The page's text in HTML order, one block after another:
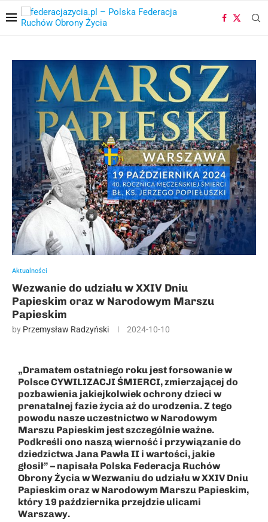
Aktualności
Wezwanie do udziału w XXIV Dniu
Papieskim oraz w Narodowym Marszu
Papieskim
by Przemysław Radzyński 2024-10-10
„Dramatem ostatniego roku jest forsowanie w
Polsce CYWILIZACJI ŚMIERCI, zmierzającej do
pozbawienia jakiejkolwiek ochrony dzieci w
prenatalnej fazie życia aż do urodzenia. Z tego
powodu nasze uczestnictwo w Narodowym
Marszu Papieskim jest szczególnie ważne.
Podkreśli ono naszą wierność i przywiązanie do
dziedzictwa Jana Pawła II i wartości, jakie
głosił” – napisała Polska Federacja Ruchów
Obrony Życia w Wezwaniu do udziału w XXIV Dniu
Papieskim oraz w Narodowym Marszu Papieskim,
który 19 października przejdzie ulicami
Warszawy.